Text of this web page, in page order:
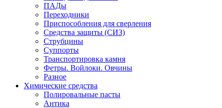
ПАДы
Переходники
Приспособления для сверления
Средства защиты (СИЗ)
Струбцины
Суппорты
Транспортировка камня
Фетры. Войлоки. Овчины
Разное
Химические средства
Полировальные пасты
Антика